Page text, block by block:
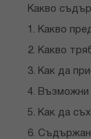
Какво
1. Какво
2. Какво
3. Как да
4. Възможни
5. Как да
6.